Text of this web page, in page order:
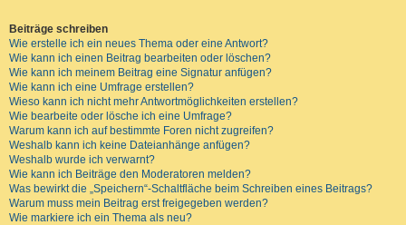
Beiträge schreiben
Wie erstelle ich ein neues Thema oder eine Antwort?
Wie kann ich einen Beitrag bearbeiten oder löschen?
Wie kann ich meinem Beitrag eine Signatur anfügen?
Wie kann ich eine Umfrage erstellen?
Wieso kann ich nicht mehr Antwortmöglichkeiten erstellen?
Wie bearbeite oder lösche ich eine Umfrage?
Warum kann ich auf bestimmte Foren nicht zugreifen?
Weshalb kann ich keine Dateianhänge anfügen?
Weshalb wurde ich verwarnt?
Wie kann ich Beiträge den Moderatoren melden?
Was bewirkt die „Speichern“-Schaltfläche beim Schreiben eines Beitrags?
Warum muss mein Beitrag erst freigegeben werden?
Wie markiere ich ein Thema als neu?